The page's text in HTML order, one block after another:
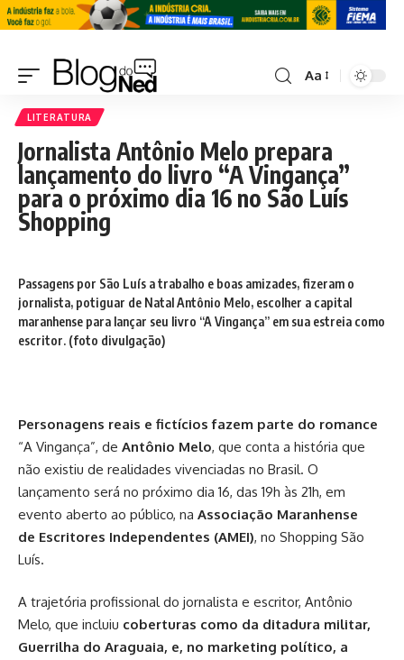
Aa
LITERATURA
Jornalista Antônio Melo prepara
lançamento do livro “A Vingança”
para o próximo dia 16 no São Luís
Shopping
Passagens por São Luís a trabalho e boas amizades, fizeram o
jornalista, potiguar de Natal Antônio Melo, escolher a capital
maranhense para lançar seu livro “A Vingança” em sua estreia como
escritor. (foto divulgação)
Personagens reais e fictícios fazem parte do romance
“A Vingança”, de Antônio Melo, que conta a história que
não existiu de realidades vivenciadas no Brasil. O
lançamento será no próximo dia 16, das 19h às 21h, em
evento aberto ao público, na Associação Maranhense
de Escritores Independentes (AMEI), no Shopping São
Luís.
A trajetória profissional do jornalista e escritor, Antônio
Melo, que incluiu coberturas como da ditadura militar,
Guerrilha do Araguaia, e, no marketing político, a